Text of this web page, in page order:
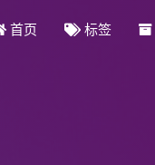
首页 标签